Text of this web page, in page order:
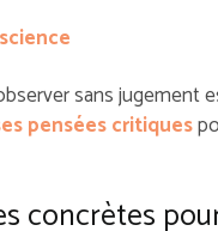
sans jugement
pensées critiques
concrètes